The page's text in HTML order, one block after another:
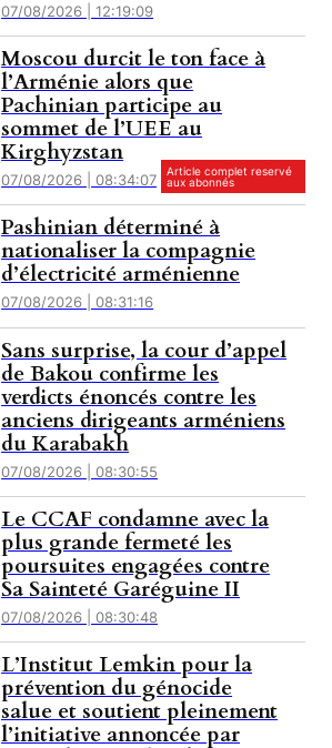
07/08/2026 | 12:19:09
Moscou durcit le ton face à
l’Arménie alors que
Pachinian participe au
sommet de l’UEE au
Kirghyzstan
07/08/2026 | 08:34:07
Article complet reservé
aux abonnés
Pashinian déterminé à
nationaliser la compagnie
d’électricité arménienne
07/08/2026 | 08:31:16
Sans surprise, la cour d’appel
de Bakou confirme les
verdicts énoncés contre les
anciens dirigeants arméniens
du Karabakh
07/08/2026 | 08:30:55
Le CCAF condamne avec la
plus grande fermeté les
poursuites engagées contre
Sa Sainteté Garéguine II
07/08/2026 | 08:30:48
L’Institut Lemkin pour la
prévention du génocide
salue et soutient pleinement
l’initiative annoncée par